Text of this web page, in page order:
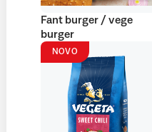
Fant burger / vege
burger
NOVO